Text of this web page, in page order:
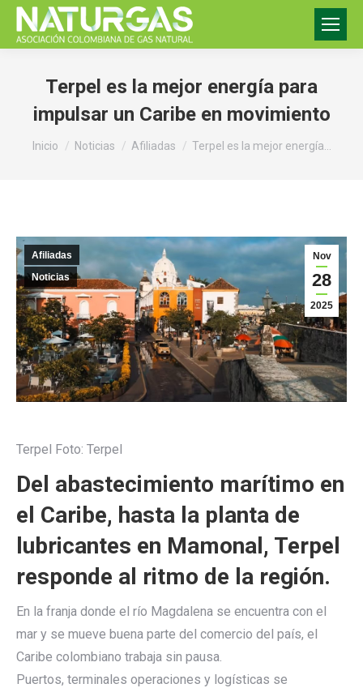
Terpel es la mejor energía para
impulsar un Caribe en movimiento
Estás aquí:
Inicio Noticias Afiliadas Terpel es la mejor energía…
Nov
28
2025
Afiliadas
Noticias
Terpel Foto: Terpel
Del abastecimiento marítimo en
el Caribe, hasta la planta de
lubricantes en Mamonal, Terpel
responde al ritmo de la región.
En la franja donde el río Magdalena se encuentra con el
mar y se mueve buena parte del comercio del país, el
Caribe colombiano trabaja sin pausa.
Puertos, terminales operaciones y logísticas se